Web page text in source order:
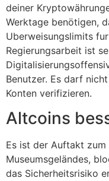
deiner
Werktage benötigen,
Uberweisungslimits
Regierungsarbeit ist
Benutzer. Es darf
Konten verifizieren.
Altcoins
Es ist der Auftakt
Museumsgeländes,
das Sicherheitsrisiko